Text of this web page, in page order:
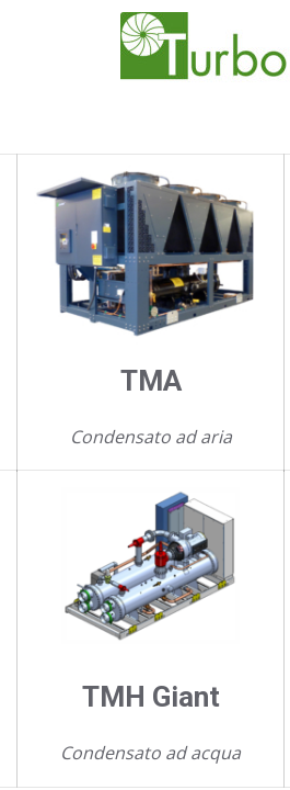
TMA
Condensato ad aria
TMH Giant
Condensato ad acqua